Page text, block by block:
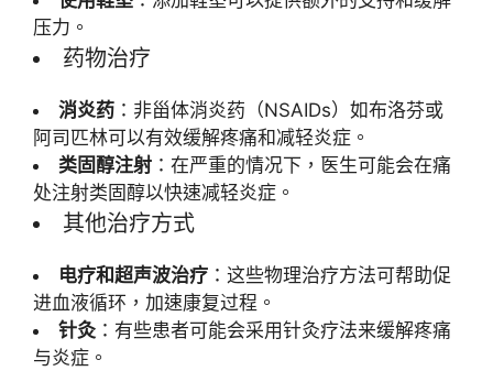
压力。
药物治疗
消炎药 ：非甾体消炎药（NSAIDs）如布洛芬或
阿司匹林可以有效缓解疼痛和减轻炎症。
类固醇注射 ：在严重的情况下，医生可能会在痛
处注射类固醇以快速减轻炎症。
其他治疗方式
电疗和超声波治疗 ：这些物理治疗方法可帮助促
进血液循环，加速康复过程。
针灸 ：有些患者可能会采用针灸疗法来缓解疼痛
与炎症。